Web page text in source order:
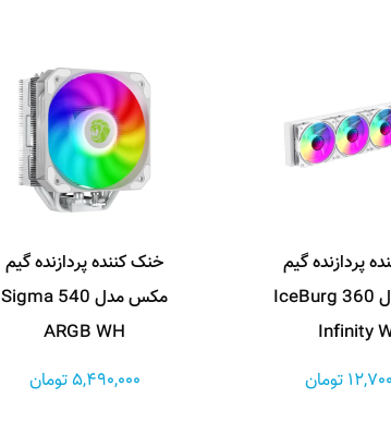
پردازنده گیم
مکس مدل IceBurg 360
Infinity
تومان
خنک کننده پردازنده گیم
مکس مدل Sigma 540
ARGB WH
5,490,000 تومان